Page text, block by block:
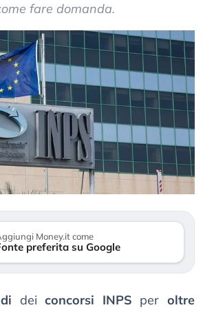
fare domanda.
Money.it come
preferita su Google
deiconcorsi INPS peroltre